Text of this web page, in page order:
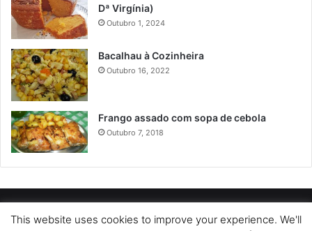
Dª Virgínia)
Outubro 1, 2024
Bacalhau à Cozinheira
Outubro 16, 2022
Frango assado com sopa de cebola
Outubro 7, 2018
POLÍTICA DE PRIVACIDADE SOBRE NÓS
POLÍTICA DE COOKIES
This website uses cookies to improve your experience. We'll